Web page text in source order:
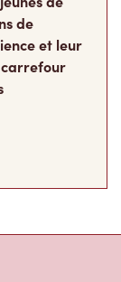
de
et leur
carrefour